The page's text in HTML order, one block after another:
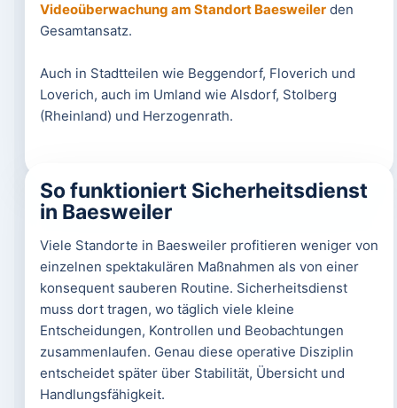
Videoüberwachung am Standort Baesweilerden
Gesamtansatz.
Auch in Stadtteilen wie Beggendorf, Floverich und
Loverich, auch im Umland wie Alsdorf, Stolberg
(Rheinland) und Herzogenrath.
So funktioniert Sicherheitsdienst
in Baesweiler
Viele Standorte in Baesweiler profitieren weniger von
einzelnen spektakulären Maßnahmen als von einer
konsequent sauberen Routine. Sicherheitsdienst
muss dort tragen, wo täglich viele kleine
Entscheidungen, Kontrollen und Beobachtungen
zusammenlaufen. Genau diese operative Disziplin
entscheidet später über Stabilität, Übersicht und
Handlungsfähigkeit.